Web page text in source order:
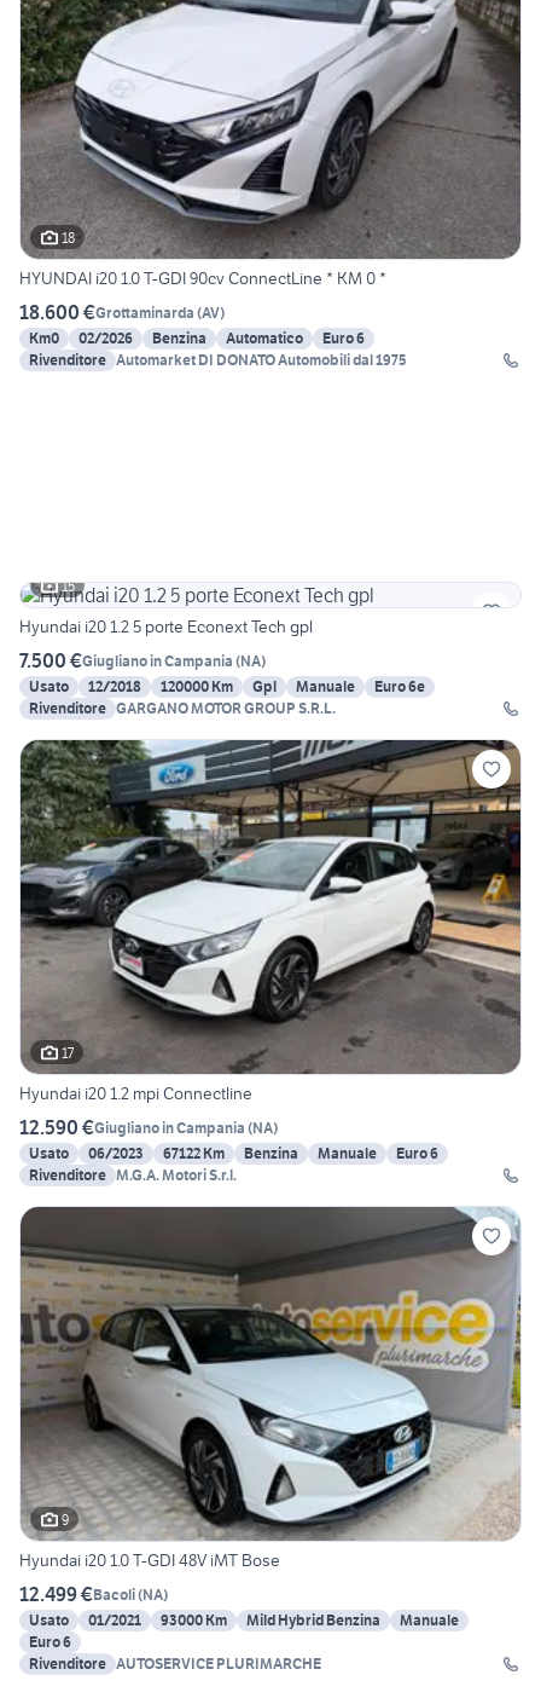
18
HYUNDAI i20 1.0 T-GDI 90cv ConnectLine * KM 0 *
18.600 €Grottaminarda (AV)
Km0
02/2026 Benzina Automatico
Euro 6
Rivenditore Automarket DI DONATO Automobili dal 1975
15
Hyundai i20 1.2 5 porte Econext Tech gpl
7.500 €Giugliano in Campania (NA)
Usato
12/2018 120000 Km Gpl Manuale
Euro 6e
Rivenditore GARGANO MOTOR GROUP S.R.L.
17
Hyundai i20 1.2 mpi Connectline
12.590 €Giugliano in Campania (NA)
Usato
06/2023 67122 Km Benzina Manuale
Euro 6
Rivenditore M.G.A. Motori S.r.l.
9
Hyundai i20 1.0 T-GDI 48V iMT Bose
12.499 €Bacoli(NA)
Usato
01/2021 93000 Km Mild Hybrid Benzina
Manuale
Euro 6
Rivenditore AUTOSERVICE PLURIMARCHE